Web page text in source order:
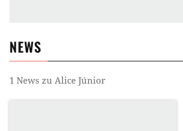
NEWS
1 News zu Alice Júnior